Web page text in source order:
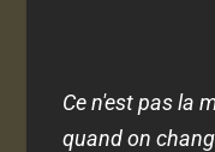
Ce n'est pas la
quand on